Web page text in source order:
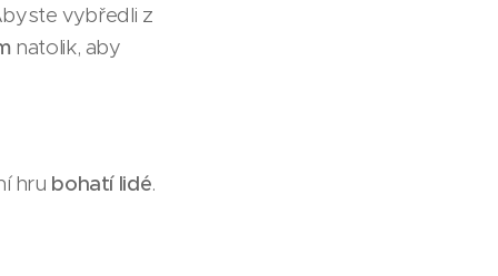
vybředli z
natolik, aby
hru bohatí lidé.